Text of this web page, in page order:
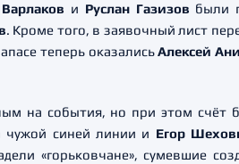
и Руслан Газизов были
. Кроме того, в заявочный лист
теперь оказалисьАлексей
на события, но при этом счёт
чужой синей линии и Егор
«горьковчане», сумевшие